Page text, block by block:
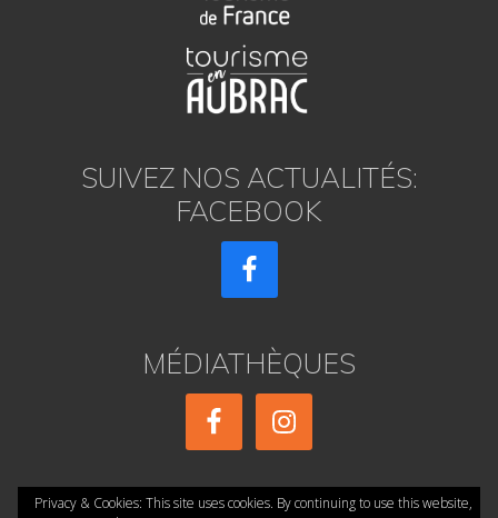
SUIVEZ NOS ACTUALITÉS:
FACEBOOK
MÉDIATHÈQUES
Privacy & Cookies: This site uses cookies. By continuing to use this website,